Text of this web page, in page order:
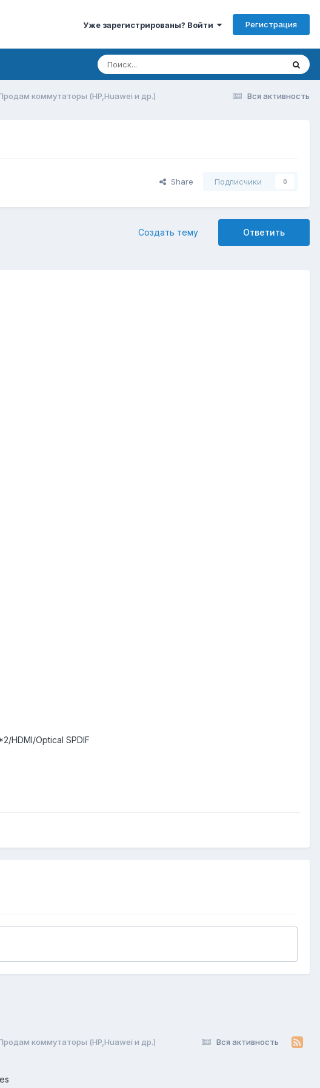
Уже зарегистрированы? Войти Регистрация
Вся активность
коммутаторы (HP,Huawei и др.)
Share Подписчики 0
Ответить
Создать тему
HDMI/Optical SPDIF
Вся активность
коммутаторы (HP,Huawei и др.)